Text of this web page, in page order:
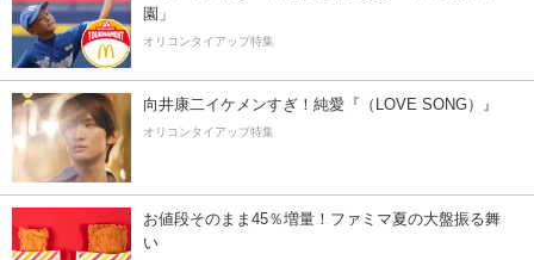
園」
オリコンタイアップ特集
向井康二イケメンすぎ！純愛『（LOVE SONG）』
オリコンタイアップ特集
お値段そのまま45％増量！ファミマ夏の大盤振る舞
い